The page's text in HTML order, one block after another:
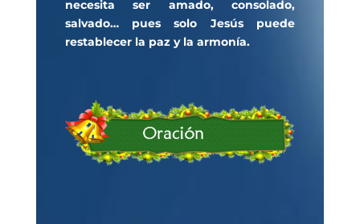
necesita ser amado, consolado,
salvado… pues solo Jesús puede
restablecer la paz y la armonía.